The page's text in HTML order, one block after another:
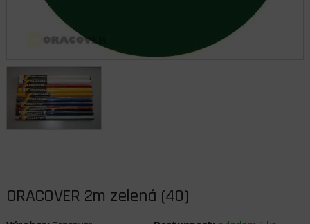
ORACOVER 2m zelená (40)